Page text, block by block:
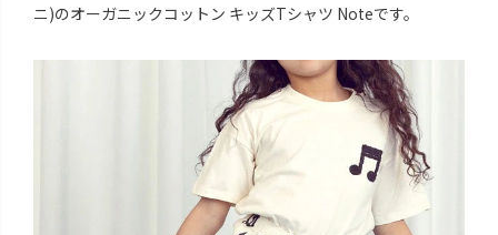
ニ)のオーガニックコットン キッズTシャツ Noteです。